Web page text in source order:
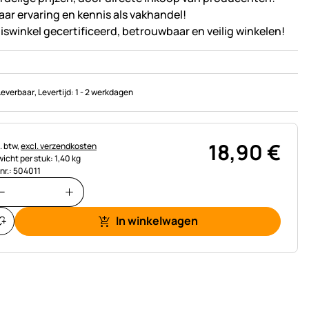
ervaring en kennis als vakhandel!
gecertificeerd, betrouwbaar en veilig winkelen!
, Levertijd:1 - 2 werkdagen
btw,excl. verzendkosten
per stuk: 1,40 kg
504011
18,90€
In winkelwagen